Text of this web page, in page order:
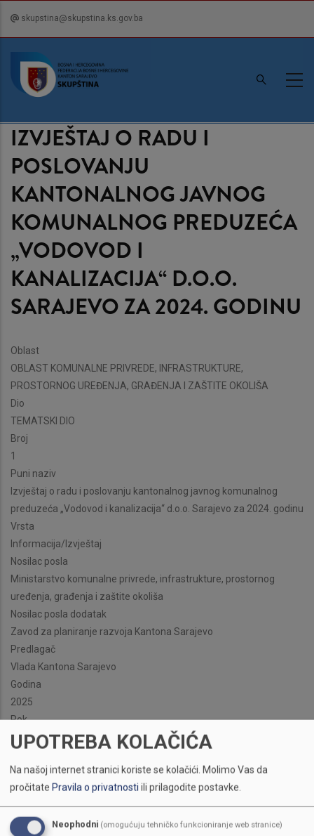
content
skupstina@skupstina.ks.gov.ba
IZVJEŠTAJ O RADU I
POSLOVANJU
KANTONALNOG JAVNOG
KOMUNALNOG PREDUZEĆA
„VODOVOD I
KANALIZACIJA“ D.O.O.
SARAJEVO ZA 2024. GODINU
Oblast
OBLAST KOMUNALNE PRIVREDE, INFRASTRUKTURE,
PROSTORNOG UREĐENJA, GRAĐENJA I ZAŠTITE OKOLIŠA
Dio
TEMATSKI DIO
Broj
1
Puni naziv
Izvještaj o radu i poslovanju kantonalnog javnog komunalnog
preduzeća „Vodovod i kanalizacija“ d.o.o. Sarajevo za 2024. godinu
Vrsta
Informacija/Izvještaj
Nosilac posla
Ministarstvo komunalne privrede, infrastrukture, prostornog
uređenja, građenja i zaštite okoliša
Nosilac posla dodatak
Zavod za planiranje razvoja Kantona Sarajevo
Predlagač
Vlada Kantona Sarajevo
Godina
2025
Rok
Juli, 2025
UPOTREBA KOLAČIĆA
Na našoj internet stranici koriste se kolačići. Molimo Vas da
pročitate Pravila o privatnostiili prilagodite postavke.
Neophodni (omogućuju tehničko funkcioniranje web stranice)